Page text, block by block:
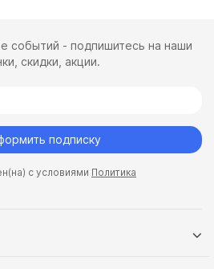
событий - подпишитесь на наши
скидки, акции.
подписку
с условиями Политика